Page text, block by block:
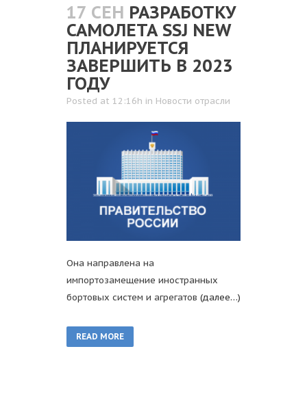
17 СЕН РАЗРАБОТКУ
САМОЛЕТА SSJ NEW
ПЛАНИРУЕТСЯ
ЗАВЕРШИТЬ В 2023
ГОДУ
Posted at 12:16h in Новости отрасли
Она направлена на
импортозамещение иностранных
бортовых систем и агрегатов (далее…)
READ MORE